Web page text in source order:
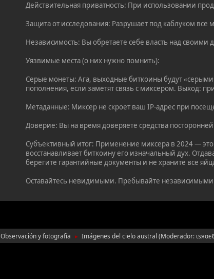
Действительная приватность: При использовании
Защита от исследования: Разрушает под каблуком все
Независимость: Вы обретаете себе власть над
Уязвимые места (о них нужно помнить):
Серые монеты: Ага, выходные биткоины будут
пополнения, если заметят связь с миксером. Выход:
Метаданные: Миксер не скроет ваш IP-адрес при
Доверие: Вы на время доверяете средства
Субъективный итог: Применение миксера в 2024 —
восстанавливает биткоину его изначальный дух.
берегите гарантийные документы и не храните все
Оставайтесь невидимыми. Пребывайте
Observación y fotografía ► Imágenes del cielo austral (Moderador: